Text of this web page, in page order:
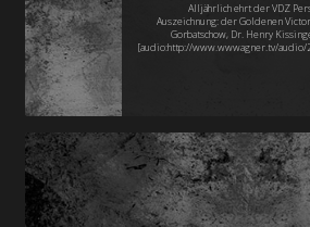
Alljährlich ehrt der VDZ
Auszeichnung: der Goldenen
Gorbatschow, Dr. Henry
[audio:http://www.wwwagner.tv/audio/